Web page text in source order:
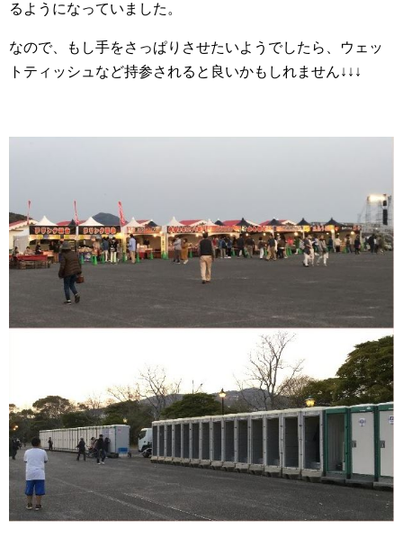
るようになっていました。
なので、もし手をさっぱりさせたいようでしたら、ウェッ
トティッシュなど持参されると良いかもしれません↓↓↓